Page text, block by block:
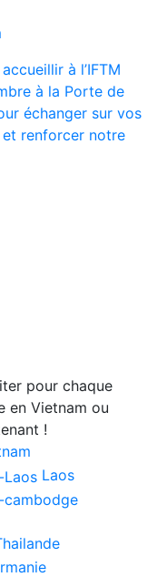
à l’IFTM
à la Porte de
échanger sur vos
renforcer notre
pour chaque
en Vietnam ou
!
Laos